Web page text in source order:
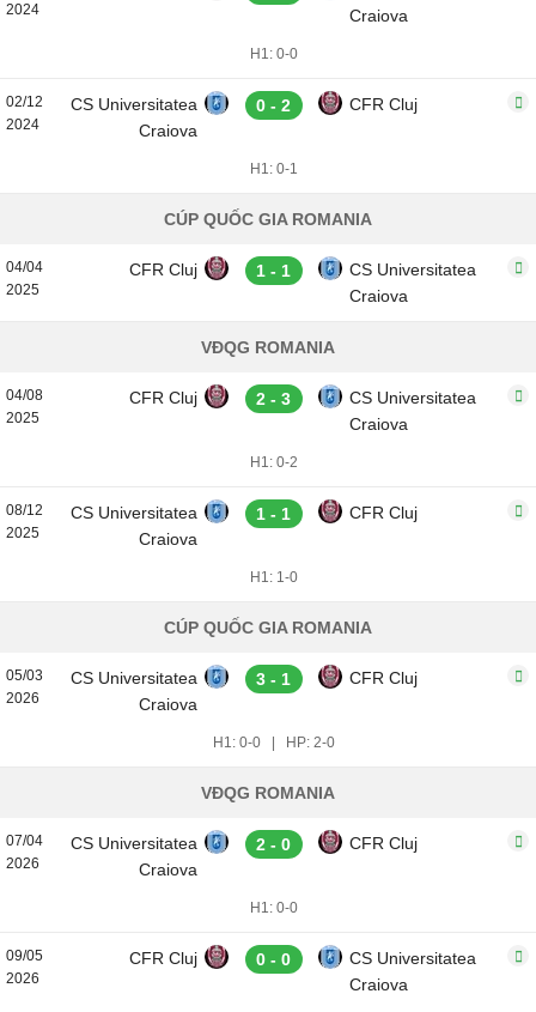
2024
Craiova
H1: 0-0
02/12
2024
CS Universitatea
Craiova
0 - 2 CFR Cluj
H1: 0-1
CÚP QUỐC GIA ROMANIA
04/04
2025
CFR Cluj 1 - 1
CS Universitatea
Craiova
VĐQG ROMANIA
04/08
2025
CFR Cluj 2 - 3
CS Universitatea
Craiova
H1: 0-2
08/12
2025
CS Universitatea
Craiova
1 - 1 CFR Cluj
H1: 1-0
CÚP QUỐC GIA ROMANIA
05/03
2026
CS Universitatea
Craiova
3 - 1 CFR Cluj
H1: 0-0 HP: 2-0
VĐQG ROMANIA
07/04
2026
CS Universitatea
Craiova
2 - 0 CFR Cluj
H1: 0-0
09/05
2026
CFR Cluj 0 - 0
CS Universitatea
Craiova